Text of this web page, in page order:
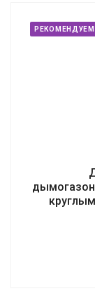
РЕКОМЕНДУЕМ